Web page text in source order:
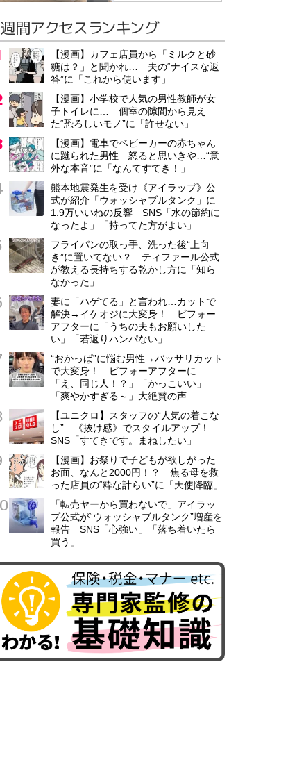
週間アクセスランキング
【漫画】カフェ店員から「ミルクと砂
糖は？」と聞かれ… 夫の“ナイスな返
答”に「これから使います」
【漫画】小学校で人気の男性教師が女
子トイレに… 個室の隙間から見え
た“恐ろしいモノ”に「許せない」
【漫画】電車でベビーカーの赤ちゃん
に蹴られた男性 怒ると思いきや…“意
外な本音”に「なんてすてき！」
熊本地震発生を受け《アイラップ》公
式が紹介「ウォッシャブルタンク」に
1.9万いいねの反響 SNS「水の節約に
なったよ」「持ってた方がよい」
フライパンの取っ手、洗った後“上向
き”に置いてない？ ティファール公式
が教える長持ちする乾かし方に「知ら
なかった」
妻に「ハゲてる」と言われ…カットで
解決→イケオジに大変身！ ビフォー
アフターに「うちの夫もお願いした
い」「若返りハンパない」
“おかっぱ”に悩む男性→バッサリカット
で大変身！ ビフォーアフターに
「え、同じ人！？」「かっこいい」
「爽やかすぎる～」大絶賛の声
【ユニクロ】スタッフの“人気の着こな
し” 《抜け感》でスタイルアップ！
SNS「すてきです。まねしたい」
【漫画】お祭りで子どもが欲しがった
お面、なんと2000円！？ 焦る母を救
った店員の“粋な計らい”に「天使降臨」
「転売ヤーから買わないで」アイラッ
プ公式が“ウォッシャブルタンク”増産を
報告 SNS「心強い」「落ち着いたら
買う」